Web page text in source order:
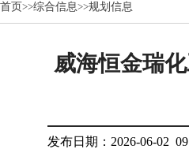
首页>>综合信息>>规划信息
威海恒金瑞
发布日期：2026-06-02